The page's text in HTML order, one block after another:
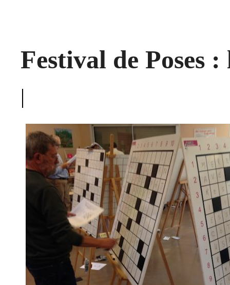
Festival de Poses
|